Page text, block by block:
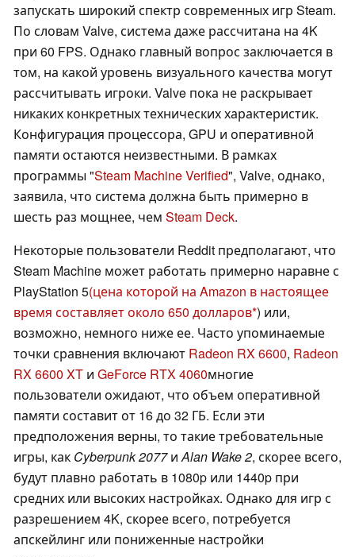
запускать широкий спектр современных игр Steam.
По словам Valve, система даже рассчитана на 4K
при 60 FPS. Однако главный вопрос заключается в
том, на какой уровень визуального качества могут
рассчитывать игроки. Valve пока не раскрывает
никаких конкретных технических характеристик.
Конфигурация процессора, GPU и оперативной
памяти остаются неизвестными. В рамках
программы "Steam Machine Verified", Valve, однако,
заявила, что система должна быть примерно в
шесть раз мощнее, чем Steam Deck.
Некоторые пользователи Reddit предполагают, что
Steam Machine может работать примерно наравне с
PlayStation 5(цена которой на Amazon в настоящее
время составляет около 650 долларов ) или,
возможно, немного ниже ее. Часто упоминаемые
точки сравнения включают Radeon RX 6600, Radeon
RX 6600 XT и GeForce RTX 4060многие
пользователи ожидают, что объем оперативной
памяти составит от 16 до 32 ГБ. Если эти
предположения верны, то такие требовательные
игры, как Cyberpunk 2077иAlan Wake 2, скорее всего,
будут плавно работать в 1080p или 1440p при
средних или высоких настройках. Однако для игр с
разрешением 4K, скорее всего, потребуется
апскейлинг или пониженные настройки